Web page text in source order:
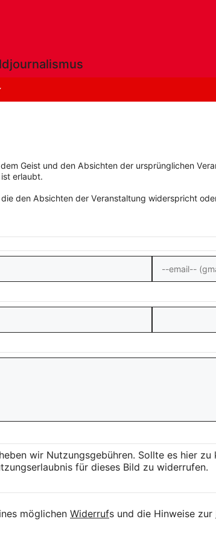
Geist und den Absichten der ursprünglichen
erlaubt.
den Absichten der Veranstaltung widerspricht
wir Nutzungsgebühren. Sollte es hier
für dieses Bild zu widerrufen.
möglichen Widerrufs und die Hinweise zur